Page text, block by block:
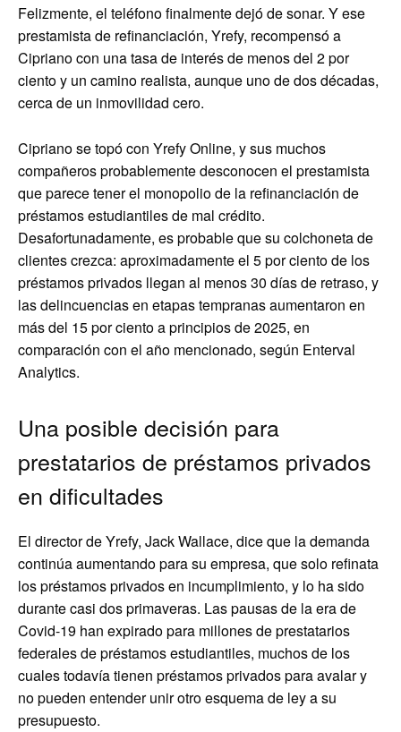
Felizmente, el teléfono finalmente dejó de sonar. Y ese
prestamista de refinanciación, Yrefy, recompensó a
Cipriano con una tasa de interés de menos del 2 por
ciento y un camino realista, aunque uno de dos décadas,
cerca de un inmovilidad cero.
Cipriano se topó con Yrefy Online, y sus muchos
compañeros probablemente desconocen el prestamista
que parece tener el monopolio de la refinanciación de
préstamos estudiantiles de mal crédito.
Desafortunadamente, es probable que su colchoneta de
clientes crezca: aproximadamente el 5 por ciento de los
préstamos privados llegan al menos 30 días de retraso, y
las delincuencias en etapas tempranas aumentaron en
más del 15 por ciento a principios de 2025, en
comparación con el año mencionado, según Enterval
Analytics.
Una posible decisión para
prestatarios de préstamos privados
en dificultades
El director de Yrefy, Jack Wallace, dice que la demanda
continúa aumentando para su empresa, que solo refinata
los préstamos privados en incumplimiento, y lo ha sido
durante casi dos primaveras. Las pausas de la era de
Covid-19 han expirado para millones de prestatarios
federales de préstamos estudiantiles, muchos de los
cuales todavía tienen préstamos privados para avalar y
no pueden entender unir otro esquema de ley a su
presupuesto.